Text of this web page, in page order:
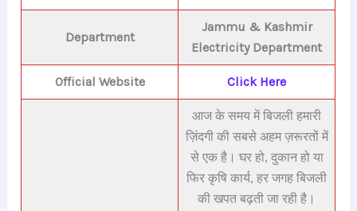
Department
Jammu & Kashmir
Electricity Department
Official Website Click Here
आज के समय में बिजली हमारी
ज़िंदगी की सबसे अहम ज़रूरतों में
से एक है। घर हो, दुकान हो या
फिर कृषि कार्य, हर जगह बिजली
की खपत बढ़ती जा रही है।